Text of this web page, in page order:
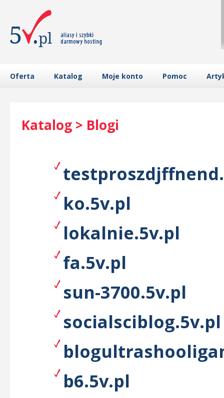
Oferta Katalog Moje konto Pomoc
Katalog > Blogi
ko.5v.pl
lokalnie.5v.pl
fa.5v.pl
sun-3700.5v.pl
socialsciblog.5v.pl
b6.5v.pl